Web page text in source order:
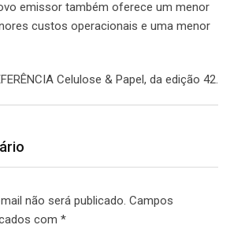
emissor também oferece um menor
custos operacionais e uma menor
Celulose & Papel, da edição 42.
não será publicado. Campos
com *